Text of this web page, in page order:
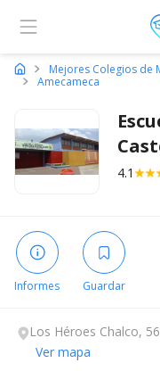
Mejores Colegios de
Amecameca
4.1
Informes Guardar
Los Héroes Chalco,
Ver mapa